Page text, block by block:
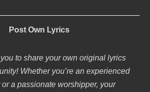
Post Own Lyrics
to share your own original lyrics
Whether you’re an experienced
a passionate worshipper, your